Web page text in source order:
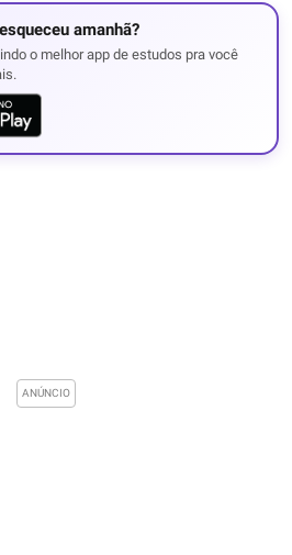
amanhã?
o melhor app de estudos pra você